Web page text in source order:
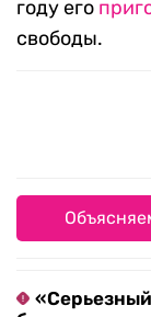
году его
свободы.